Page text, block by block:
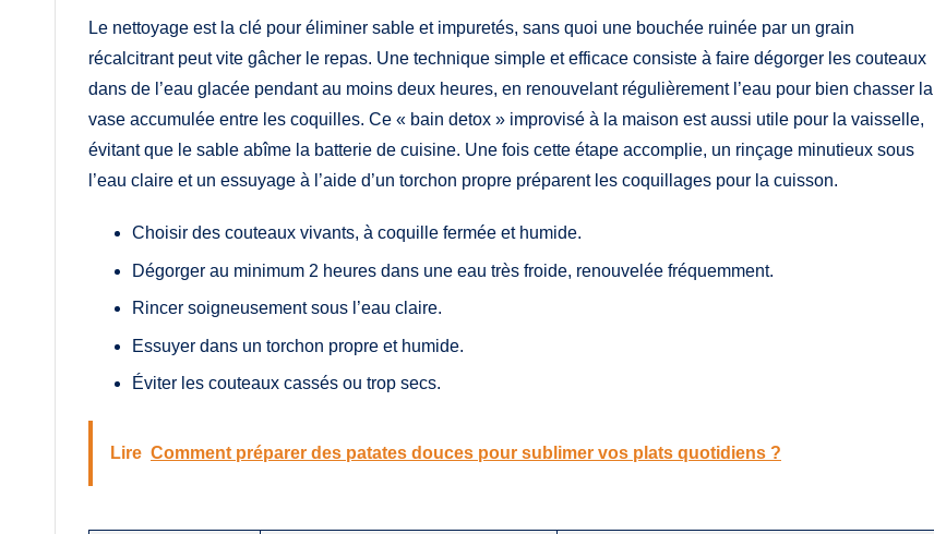
Le nettoyage est la clé pour éliminer sable et impuretés, sans quoi une bouchée ruinée par un grain
récalcitrant peut vite gâcher le repas. Une technique simple et efficace consiste à faire dégorger les couteaux
dans de l’eau glacée pendant au moins deux heures, en renouvelant régulièrement l’eau pour bien chasser la
vase accumulée entre les coquilles. Ce « bain detox » improvisé à la maison est aussi utile pour la vaisselle,
évitant que le sable abîme la batterie de cuisine. Une fois cette étape accomplie, un rinçage minutieux sous
l’eau claire et un essuyage à l’aide d’un torchon propre préparent les coquillages pour la cuisson.
Choisir des couteaux vivants, à coquille fermée et humide.
Dégorger au minimum 2 heures dans une eau très froide, renouvelée fréquemment.
Rincer soigneusement sous l’eau claire.
Essuyer dans un torchon propre et humide.
Éviter les couteaux cassés ou trop secs.
Lire Comment préparer des patates douces pour sublimer vos plats quotidiens ?